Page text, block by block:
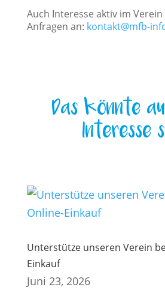
Auch Interesse aktiv im
Anfragen an: kontakt@mfb-
Das könnte
Interesse
Unterstütze unseren Verein
Einkauf
Juni 23, 2026